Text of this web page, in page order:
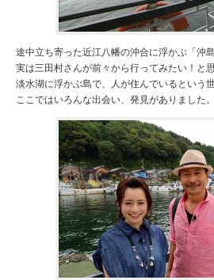
途中立ち寄った近江八幡の沖合に浮かぶ「沖島
実は三田村さんが前々から行ってみたい！と
淡水湖に浮かぶ島で、人が住んでいるという
ここではいろんな出会い、発見がありました。